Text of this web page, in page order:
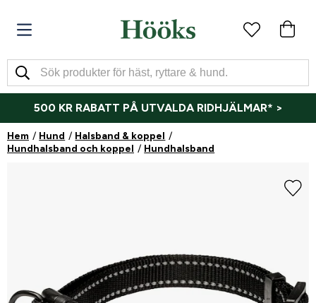
500 KR RABATT PÅ UTVALDA RIDHJÄLMAR* >
Hem Hund
Halsband & koppel
Hundhalsband och koppel
Hundhalsband